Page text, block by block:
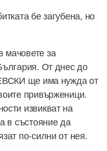
бе загубена, но
за
От днес до
ще има нужда от
привърженици.
извикват на
в състояние да
по-силни от нея.